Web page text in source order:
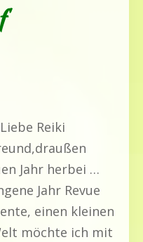
Liebe Reiki
Jahr herbei …
Jahr Revue
einen kleinen
möchte ich mit